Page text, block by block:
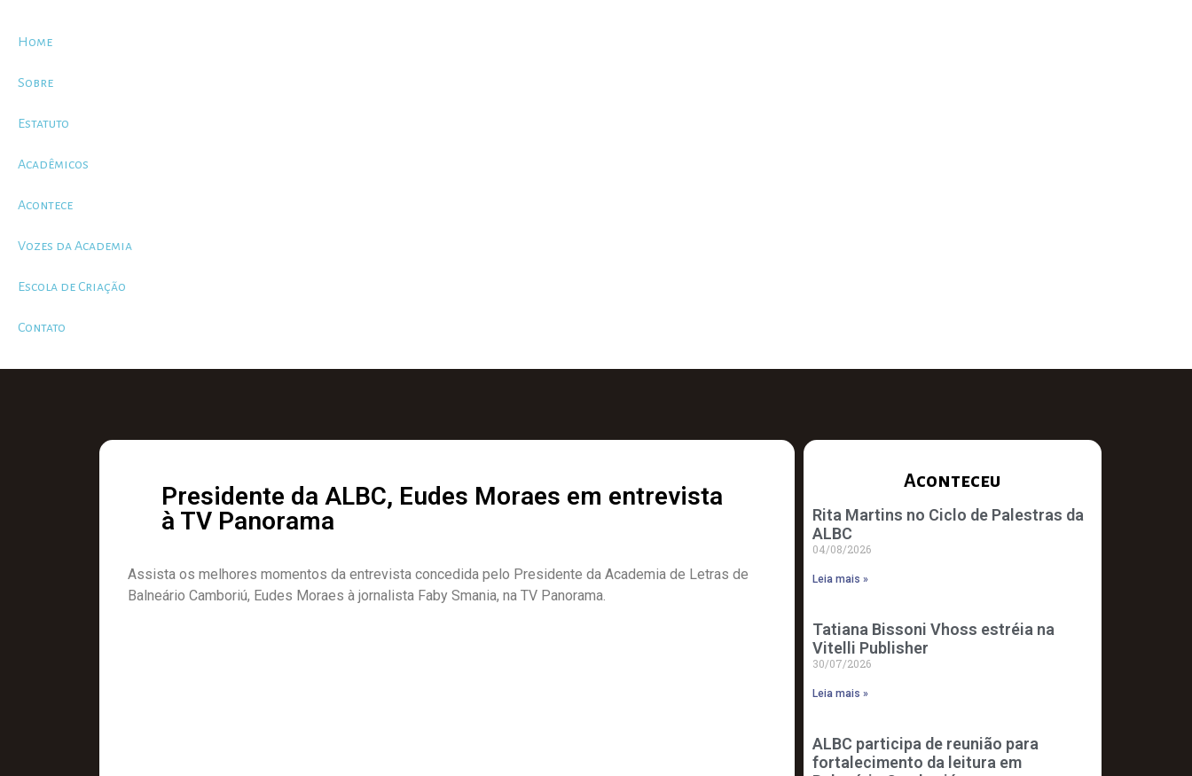
Home
Sobre
Estatuto
Acadêmicos
Acontece
Vozes da Academia
Escola de Criação
Contato
Presidente da ALBC, Eudes Moraes em entrevista
à TV Panorama
Assista os melhores momentos da entrevista concedida pelo Presidente da Academia de Letras de
Balneário Camboriú, Eudes Moraes à jornalista Faby Smania, na TV Panorama.
Aconteceu
Rita Martins no Ciclo de Palestras da
ALBC
04/08/2026
Leia mais »
Tatiana Bissoni Vhoss estréia na
Vitelli Publisher
30/07/2026
Leia mais »
ALBC participa de reunião para
fortalecimento da leitura em